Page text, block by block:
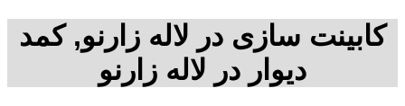
کابینت سازی در لاله زارنو, کمد
دیوار در لاله زارنو